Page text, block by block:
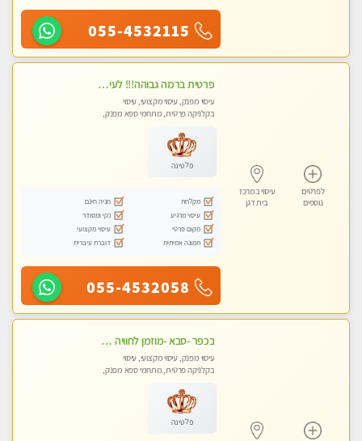
055-4532115
לפרטים
נוספים
עיסוי במרכז
בית דגן
פרטית ברמה גבוהה!!! לעיסוי מפנק vip מומלץ לרציניים בלבד!!ללא מין
עיסוי מפנק, עיסוי מקצועי, עיסוי
בקלניקה פרטית, מתחמי ספא מפנק,
פלטינה
מקלחת
חניה חינם
עיסוי מרגיע
נקי ומסודר
מקום פרטי
עיסוי מקצועי
תמונה אמיתית
דוברת עיברית
055-4532058
בכפר -סבא -מוזמן לחוויה בלתי נשכחת!!!עיסוי מפנק ביותר מומלץ לחלוטין!!!
עיסוי מפנק, עיסוי מקצועי, עיסוי
בקלניקה פרטית, מתחמי ספא מפנק,
לנשים בלבד
פלטינה